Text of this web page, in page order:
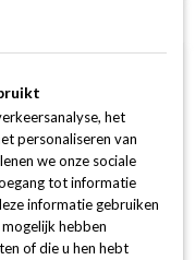
het
personaliseren van
we onze sociale
tot informatie
informatie gebruiken
hebben
of die u hen hebt